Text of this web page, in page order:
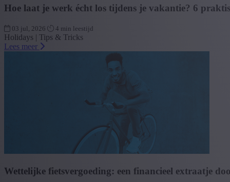
Hoe laat je werk écht los tijdens je vakantie? 6
03 jul, 2026 4 min leestijd
Holidays | Tips & Tricks
Lees meer
Wettelijke fietsvergoeding: een financieel extraatje